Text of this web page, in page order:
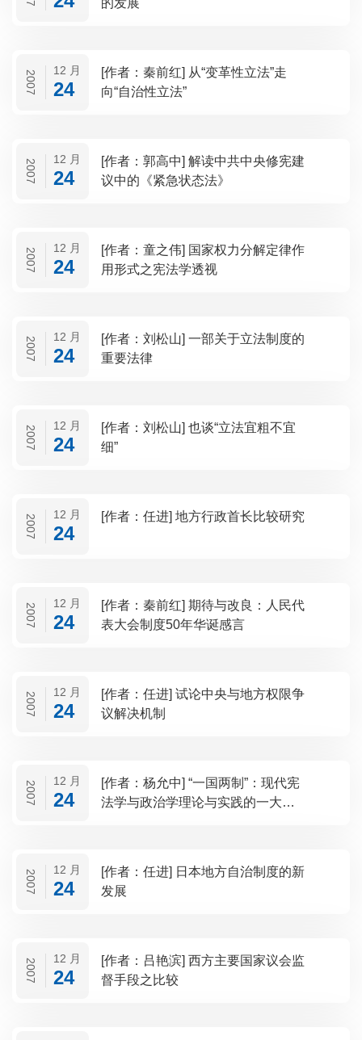
的发展
2007 12 月
24
[作者：秦前红] 从“变革性立法”走
向“自治性立法”
2007 12 月
24
[作者：郭高中] 解读中共中央修宪建
议中的《紧急状态法》
2007 12 月
24
[作者：童之伟] 国家权力分解定律作
用形式之宪法学透视
2007 12 月
24
[作者：刘松山] 一部关于立法制度的
重要法律
2007 12 月
24
[作者：刘松山] 也谈“立法宜粗不宜
细”
2007 12 月
24
[作者：任进] 地方行政首长比较研究
2007 12 月
24
[作者：秦前红] 期待与改良：人民代
表大会制度50年华诞感言
2007 12 月
24
[作者：任进] 试论中央与地方权限争
议解决机制
2007 12 月
24
[作者：杨允中] “一国两制”：现代宪
法学与政治学理论与实践的一大创
2007 12 月
24
[作者：任进] 日本地方自治制度的新
发展
2007 12 月
24
[作者：吕艳滨] 西方主要国家议会监
督手段之比较